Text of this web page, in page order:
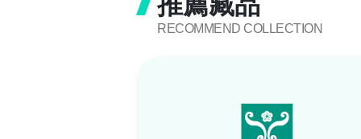
RECOMMEND COLLECTION